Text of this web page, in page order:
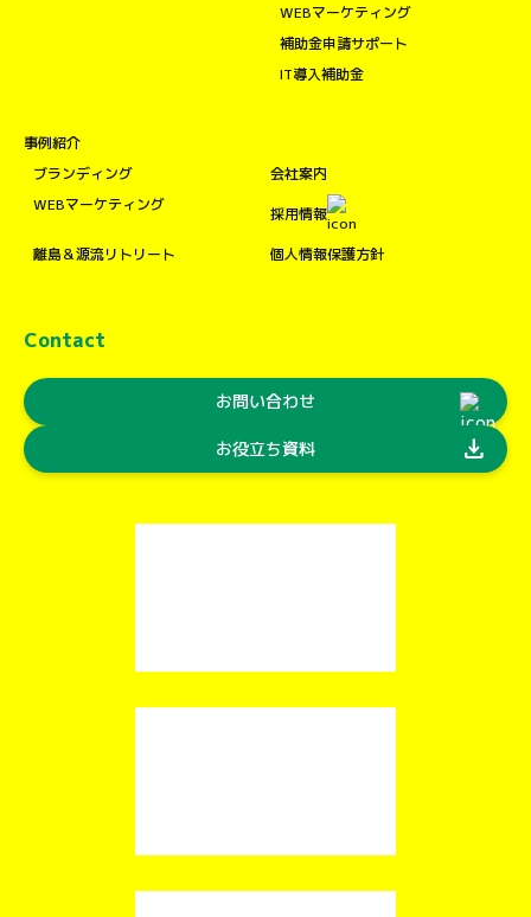
WEBマーケティング
補助金申請サポート
IT導入補助金
事例紹介
ブランディング
WEBマーケティング
離島＆源流リトリート
会社案内
採用情報
個人情報保護方針
Contact
お問い合わせ
お役立ち資料 download